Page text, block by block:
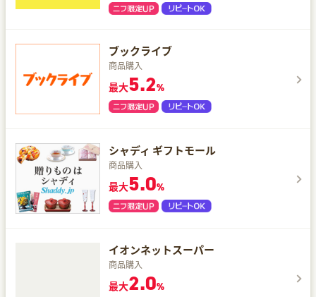
ブックライブ
商品購入
最大5.2%
シャディ ギフトモール
商品購入
最大5.0%
イオンネットスーパー
商品購入
最大2.0%